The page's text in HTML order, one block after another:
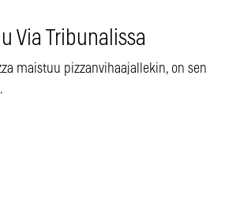
Via Tribunalissa
maistuu pizzanvihaajallekin, on sen